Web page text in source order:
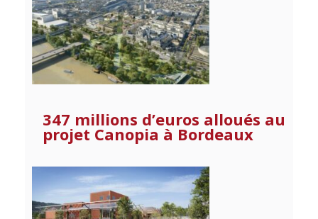
347 millions d’euros alloués au
projet Canopia à Bordeaux